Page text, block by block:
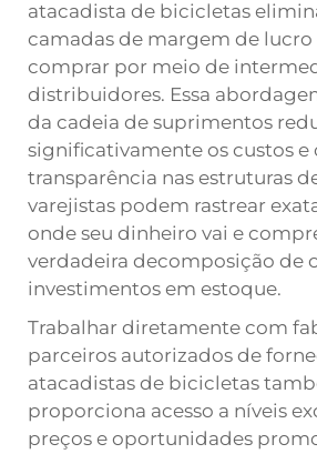
atacadista de bicicletas
camadas de margem de
comprar por meio de
distribuidores. Essa
da cadeia de suprimentos
significativamente os custos e
transparência nas estruturas
varejistas podem rastrear
onde seu dinheiro vai e
verdadeira decomposição de
investimentos em estoque.
Trabalhar diretamente com
parceiros autorizados de
atacadistas de bicicletas
proporciona acesso a níveis
preços e oportunidades